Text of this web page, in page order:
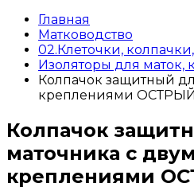
Главная
Матководство
02.Клеточки,
Изоляторы для маток,
Колпачок защитный
креплениями ОСТРЫЙ
Колпачок
маточника с
креплениями